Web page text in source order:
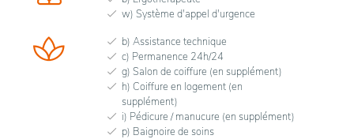
w) Système d'appel d'urgence
b) Assistance technique
c) Permanence 24h/24
g) Salon de coiffure (en supplément)
h) Coiffure en logement (en
supplément)
i) Pédicure / manucure (en supplément)
p) Baignoire de soins